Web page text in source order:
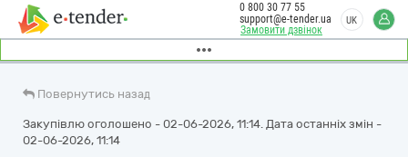
Замовити дзвінок
0 800 30 77 55
support@e-tender.ua
UK
Повернутись назад
Закупівлю оголошено - 02-06-2026, 11:14. Дата останніх змін -
02-06-2026, 11:14